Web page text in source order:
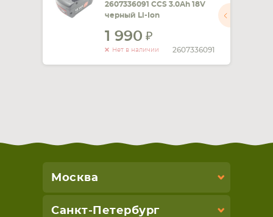
2607336091 CCS 3.0Ah 18V
черный Li-Ion
1 990
Нет в наличии 2607336091
Москва
Санкт-Петербург